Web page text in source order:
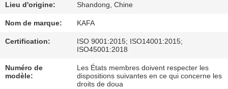
DE
NOUS
DE
Lieu d'origine: Shandong, Chine
Nom de marque: KAFA
Certification:
ISO 9001:2015; ISO14001:2015;
ISO45001:2018
Numéro de
modèle:
Les États membres doivent respecter les
dispositions suivantes en ce qui concerne les
droits de doua